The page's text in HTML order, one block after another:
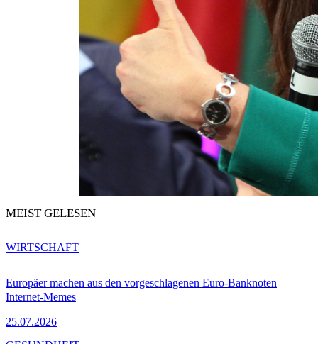
MEIST GELESEN
Europäer machen aus den vorgeschlagenen Euro-Banknoten
Internet-Memes
25.07.2026
WIRTSCHAFT